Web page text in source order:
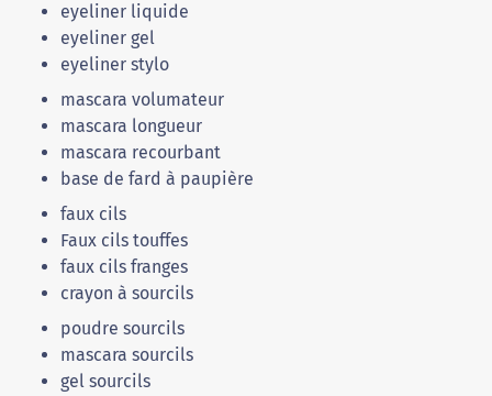
eyeliner liquide
eyeliner gel
eyeliner stylo
mascara volumateur
mascara longueur
mascara recourbant
base de fard à paupière
faux cils
Faux cils touffes
faux cils franges
crayon à sourcils
poudre sourcils
mascara sourcils
gel sourcils